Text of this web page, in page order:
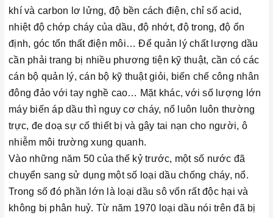
khí và carbon lơ lửng, độ bền cách điện, chỉ số acid,
nhiệt độ chớp cháy của dầu, độ nhớt, độ trong, độ ổn
định, góc tổn thất điện môi… Để quản lý chất lượng dầu
cần phải trang bị nhiều phương tiện kỹ thuật, cần có các
cán bộ quản lý, cán bộ kỹ thuật giỏi, biến chế công nhân
đông đảo với tay nghề cao… Mặt khác, với số lượng lớn
máy biến áp dầu thì nguy cơ cháy, nổ luôn luôn thường
trực, đe doạ sự cố thiết bị và gây tai nạn cho người, ô
nhiễm môi trường xung quanh.
Vào những năm 50 của thế kỷ trước, một số nước đã
chuyển sang sử dụng một số loại dầu chống cháy, nổ.
Trong số đó phần lớn là loại dầu sô vốn rất độc hại và
không bị phân huỷ. Từ năm 1970 loại dầu nói trên đã bị